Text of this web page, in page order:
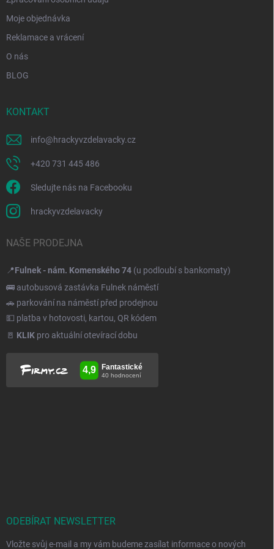
Moje objednávka
Reklamace a vrácení
O nás
BLOG
KONTAKT
info@hrackyvzdelavacky.cz
+420 731 445 486
Sledujte nás na Facebooku
hrackyvzdelavacky
NAŠE PRODEJNA
📍Fulnek - nám. Komenského 74 (u podloubí s bankomaty)
🚌 autobusová zastávka Fulnek náměstí
🚗 parkování na náměstí před prodejnou
💵 platba v hotovosti, kartou, QR kódem
🚪 KLIK pro aktuální otevírací dobu
ODEBÍRAT NEWSLETTER
Vložte svůj e-mail a my vám budeme zasílat informace o nových